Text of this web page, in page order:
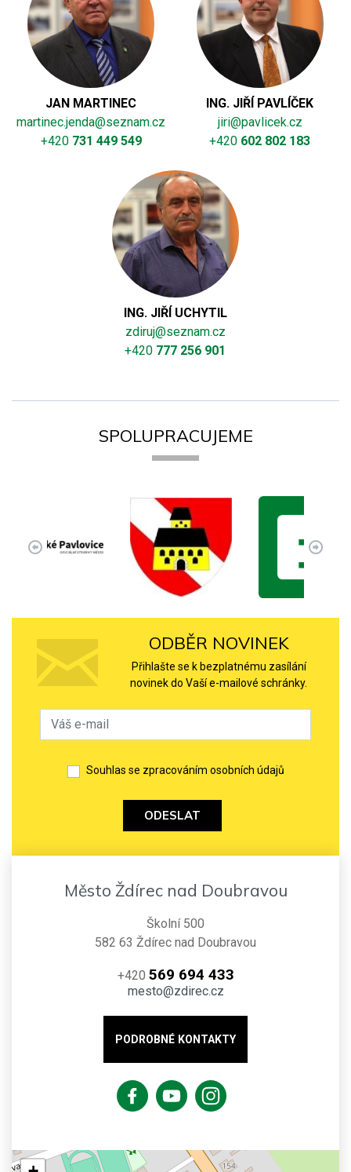
JAN MARTINEC
martinec.jenda@seznam.cz
+420 731 449 549
ING. JIŘÍ PAVLÍČEK
jiri@pavlicek.cz
+420 602 802 183
ING. JIŘÍ UCHYTIL
zdiruj@seznam.cz
+420 777 256 901
SPOLUPRACUJEME
ODBĚR NOVINEK
Přihlašte se k bezplatnému zasílání
novinek do Vaší e-mailové schránky.
Souhlas se zpracováním osobních údajů
ODESLAT
Město Ždírec nad Doubravou
Školní 500
582 63 Ždírec nad Doubravou
+420 569 694 433
mesto@zdirec.cz
PODROBNÉ KONTAKTY